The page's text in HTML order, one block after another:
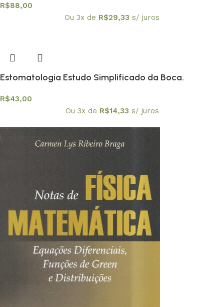
R$88,00
Ou 3x de R$29,33 s/ juros
Estomatologia Estudo Simplificado da Boca.
R$43,00
Ou 3x de R$14,33 s/ juros